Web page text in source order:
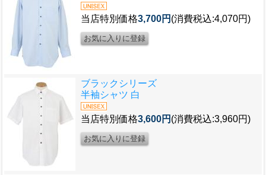
当店特別価格3,700円 (消費税込:4,070円)
ブラックシリーズ
半袖シャツ 白
当店特別価格3,600円 (消費税込:3,960円)